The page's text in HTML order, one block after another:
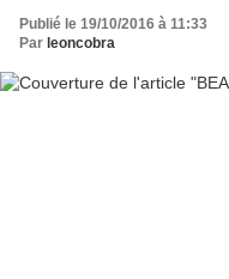
Publié le 19/10/2016 à 11:33
Par leoncobra